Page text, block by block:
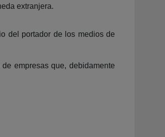
extranjera.
del portador de los medios de
empresas que, debidamente